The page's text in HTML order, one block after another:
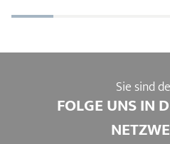
Sie sind
FOLGE UNS IN